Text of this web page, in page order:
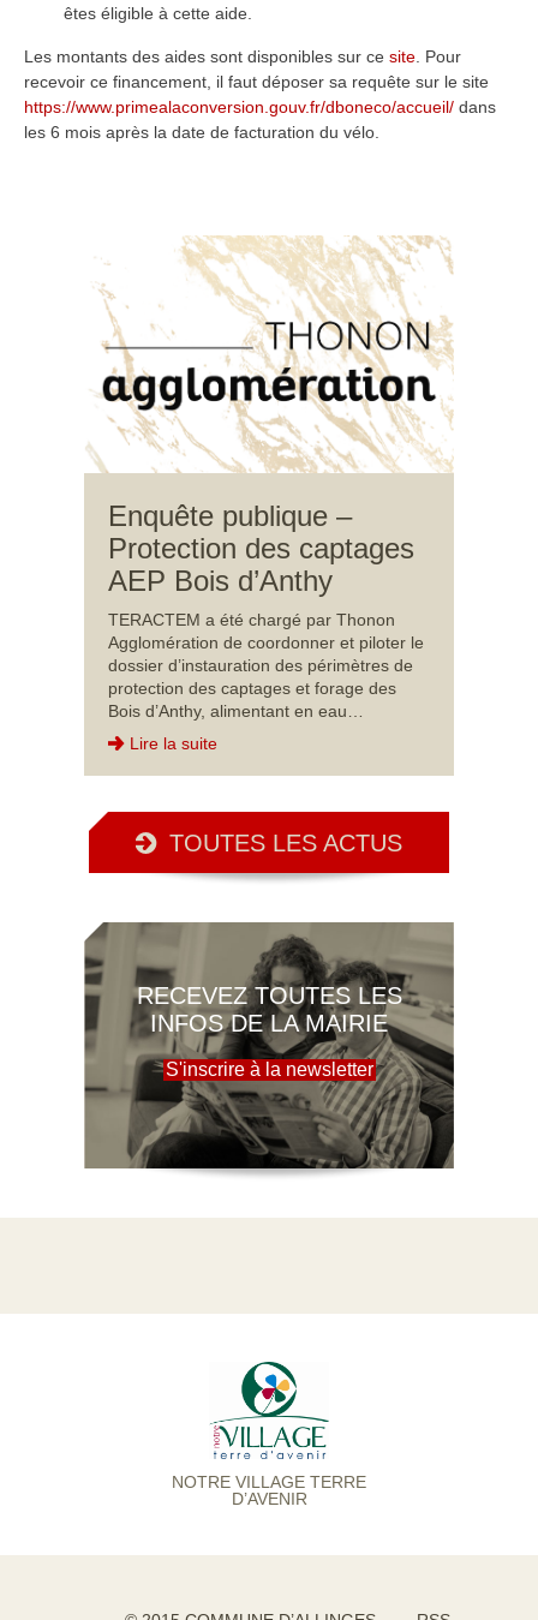
êtes éligible à cette aide.
Les montants des aides sont disponibles sur ce site . Pour
recevoir ce financement, il faut déposer sa requête sur le site
https://www.primealaconversion.gouv.fr/dboneco/accueil/ dans
les 6 mois après la date de facturation du vélo.
Enquête publique –
Protection des captages
AEP Bois d’Anthy
TERACTEM a été chargé par Thonon
Agglomération de coordonner et piloter le
dossier d’instauration des périmètres de
protection des captages et forage des
Bois d’Anthy, alimentant en eau…
Lire la suite
TOUTES LES ACTUS
RECEVEZ TOUTES LES
INFOS DE LA MAIRIE
S'inscrire à la newsletter
NOTRE VILLAGE TERRE
D’AVENIR